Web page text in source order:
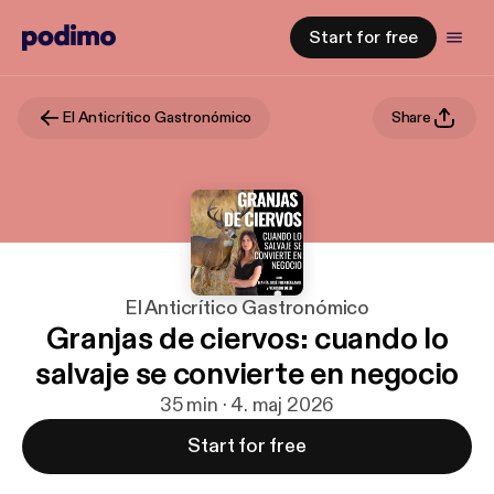
Start for free
El Anticrítico Gastronómico Share
El Anticrítico Gastronómico
Granjas de ciervos: cuando lo
salvaje se convierte en negocio
35 min · 4. maj 2026
Start for free